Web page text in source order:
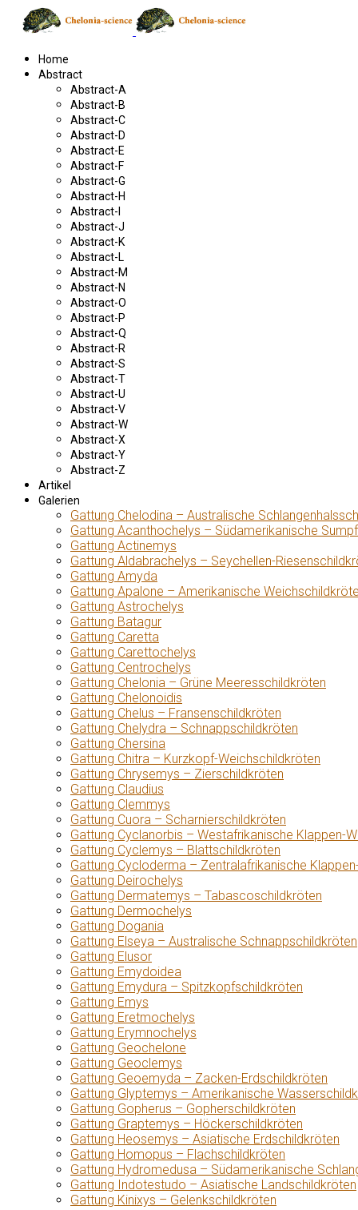
Home
Abstract
Abstract-A
Abstract-B
Abstract-C
Abstract-D
Abstract-E
Abstract-F
Abstract-G
Abstract-H
Abstract-I
Abstract-J
Abstract-K
Abstract-L
Abstract-M
Abstract-N
Abstract-O
Abstract-P
Abstract-Q
Abstract-R
Abstract-S
Abstract-T
Abstract-U
Abstract-V
Abstract-W
Abstract-X
Abstract-Y
Abstract-Z
Artikel
Galerien
Gattung Chelodina – Australische
Gattung Acanthochelys – Südamerikanische
Gattung Actinemys
Gattung Aldabrachelys – Seychellen-
Gattung Amyda
Gattung Apalone – Amerikanische
Gattung Astrochelys
Gattung Batagur
Gattung Caretta
Gattung Carettochelys
Gattung Centrochelys
Gattung Chelonia – Grüne Meeresschildkröten
Gattung Chelonoidis
Gattung Chelus – Fransenschildkröten
Gattung Chelydra – Schnappschildkröten
Gattung Chersina
Gattung Chitra – Kurzkopf-Weichschildkröten
Gattung Chrysemys – Zierschildkröten
Gattung Claudius
Gattung Clemmys
Gattung Cuora – Scharnierschildkröten
Gattung Cyclanorbis – Westafrikanische Klappen-
Gattung Cyclemys – Blattschildkröten
Gattung Cycloderma – Zentralafrikanische
Gattung Deirochelys
Gattung Dermatemys – Tabascoschildkröten
Gattung Dermochelys
Gattung Dogania
Gattung Elseya – Australische Schnappschildkröten
Gattung Elusor
Gattung Emydoidea
Gattung Emydura – Spitzkopfschildkröten
Gattung Emys
Gattung Eretmochelys
Gattung Erymnochelys
Gattung Geochelone
Gattung Geoclemys
Gattung Geoemyda – Zacken-Erdschildkröten
Gattung Glyptemys – Amerikanische
Gattung Gopherus – Gopherschildkröten
Gattung Graptemys – Höckerschildkröten
Gattung Heosemys – Asiatische Erdschildkröten
Gattung Homopus – Flachschildkröten
Gattung Hydromedusa – Südamerikanische
Gattung Indotestudo – Asiatische Landschildkröten
Gattung Kinixys – Gelenkschildkröten